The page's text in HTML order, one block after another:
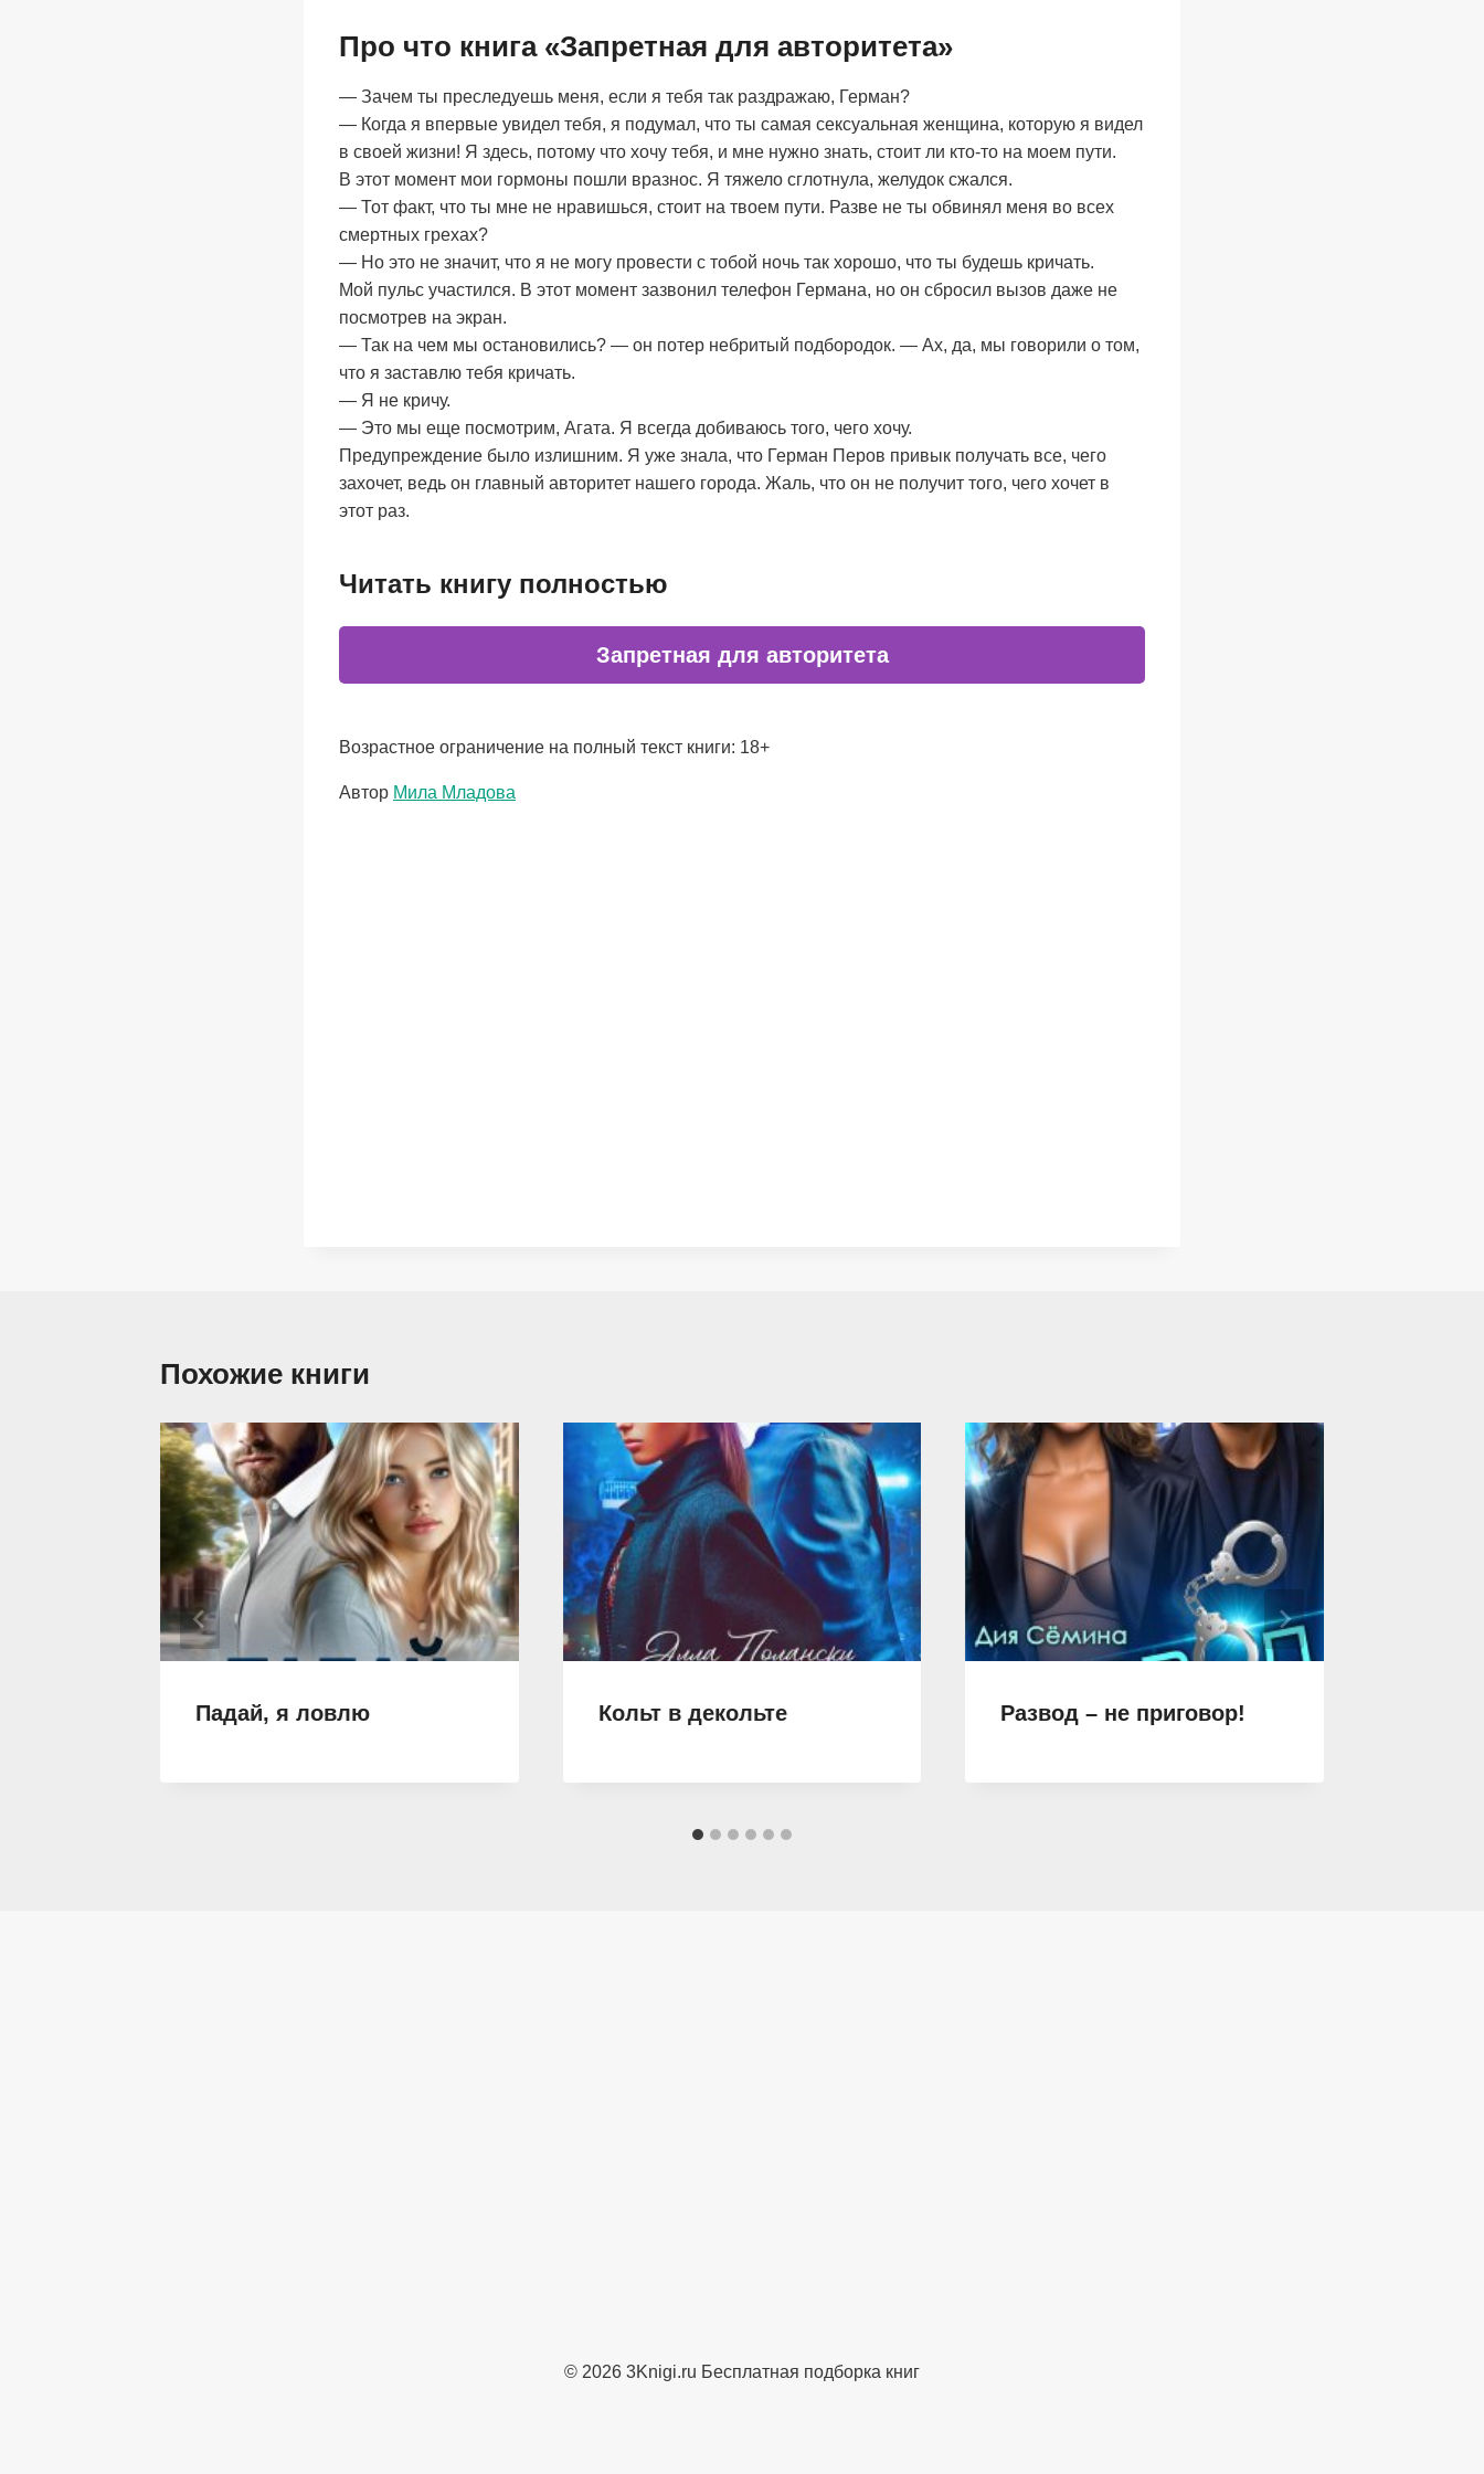
Про что книга «Запретная для авторитета»
— Зачем ты преследуешь меня, если я тебя так раздражаю, Герман?
— Когда я впервые увидел тебя, я подумал, что ты самая сексуальная женщина, которую я видел
в своей жизни! Я здесь, потому что хочу тебя, и мне нужно знать, стоит ли кто-то на моем пути.
В этот момент мои гормоны пошли вразнос. Я тяжело сглотнула, желудок сжался.
— Тот факт, что ты мне не нравишься, стоит на твоем пути. Разве не ты обвинял меня во всех
смертных грехах?
— Но это не значит, что я не могу провести с тобой ночь так хорошо, что ты будешь кричать.
Мой пульс участился. В этот момент зазвонил телефон Германа, но он сбросил вызов даже не
посмотрев на экран.
— Так на чем мы остановились? — он потер небритый подбородок. — Ах, да, мы говорили о том,
что я заставлю тебя кричать.
— Я не кричу.
— Это мы еще посмотрим, Агата. Я всегда добиваюсь того, чего хочу.
Предупреждение было излишним. Я уже знала, что Герман Перов привык получать все, чего
захочет, ведь он главный авторитет нашего города. Жаль, что он не получит того, чего хочет в
этот раз.
Читать книгу полностью
Запретная для авторитета
Возрастное ограничение на полный текст книги: 18+
Метки
Автор Мила Младова
Похожие книги
Падай, я ловлю Кольт в декольте Развод – не приговор!
© 2026 3Knigi.ru Бесплатная подборка книг